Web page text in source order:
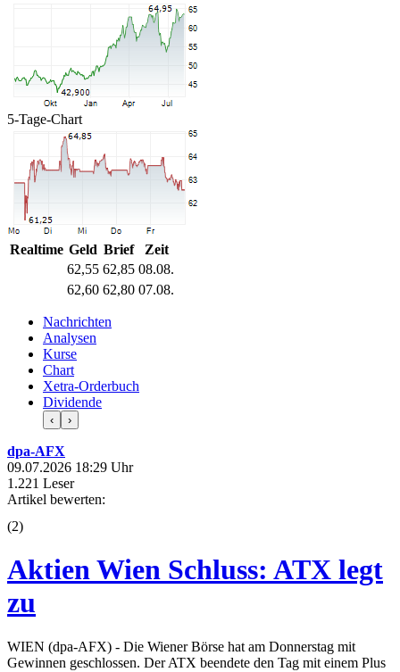
5-Tage-Chart
Realtime Geld Brief
Zeit
62,55 62,85 08.08.
62,60 62,80 07.08.
Nachrichten
Analysen
Kurse
Chart
Xetra-Orderbuch
Dividende
‹ ›
dpa-AFX
09.07.2026 18:29 Uhr
1.221 Leser
Artikel bewerten:
(2)
Aktien Wien Schluss: ATX legt
zu
WIEN (dpa-AFX) - Die Wiener Börse hat am Donnerstag mit
Gewinnen geschlossen. Der ATX beendete den Tag mit einem Plus